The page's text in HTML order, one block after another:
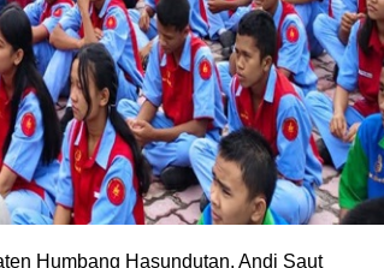
Humbang Hasundutan, Andi Saut